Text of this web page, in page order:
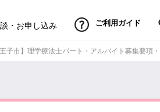
・お申し込み ご利用ガイド
王子市】理学療法士パート・アルバイト募集要項